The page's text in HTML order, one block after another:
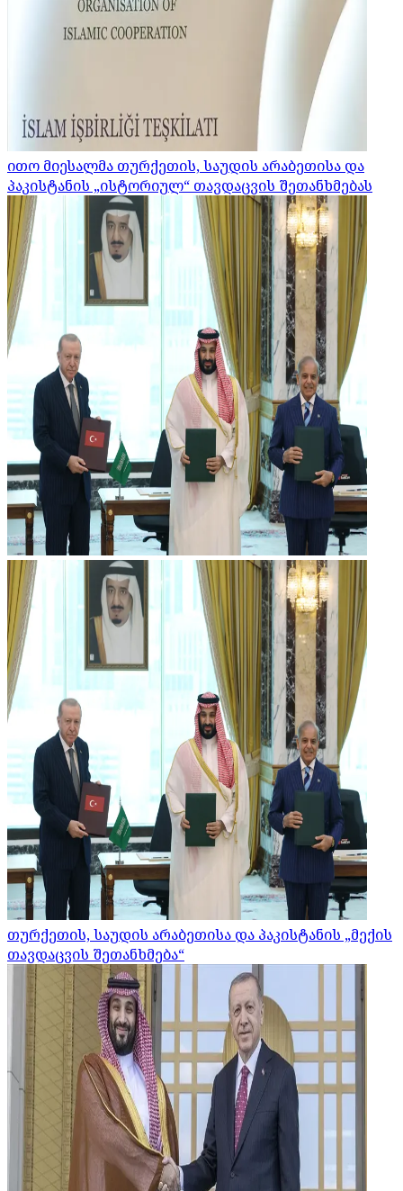
ითო მიესალმა თურქეთის, საუდის არაბეთისა და
პაკისტანის „ისტორიულ“ თავდაცვის შეთანხმებას
თურქეთის, საუდის არაბეთისა და პაკისტანის „მექის
თავდაცვის შეთანხმება“